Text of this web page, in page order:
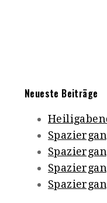
Neueste Beiträge